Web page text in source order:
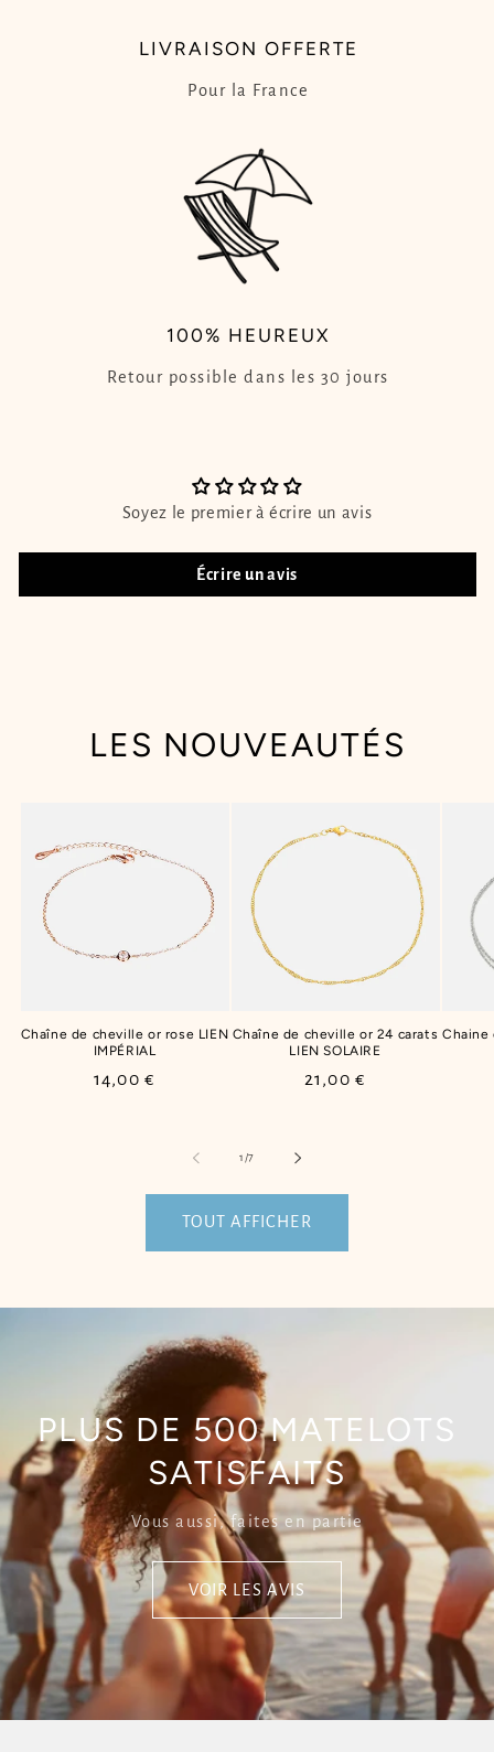
LIVRAISON OFFERTE
Pour la France
100% HEUREUX
Retour possible dans les 30 jours
Soyez le premier à écrire un avis
Écrire un avis
LES NOUVEAUTÉS
Chaîne de cheville or rose LIEN
IMPÉRIAL
Prix
14,00 €
Chaîne de cheville or 24 carats
LIEN SOLAIRE
Prix
21,00 €
Chaine
1 /de
7
TOUT AFFICHER
PLUS DE 500 MATELOTS
SATISFAITS
Vous aussi, faites en partie
VOIR LES AVIS